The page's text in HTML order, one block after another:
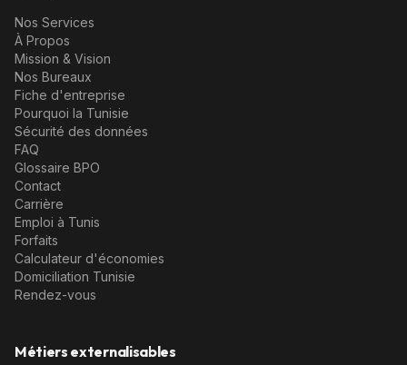
Nos Services
À Propos
Mission & Vision
Nos Bureaux
Fiche d'entreprise
Pourquoi la Tunisie
Sécurité des données
FAQ
Glossaire BPO
Contact
Carrière
Emploi à Tunis
Forfaits
Calculateur d'économies
Domiciliation Tunisie
Rendez-vous
Métiers externalisables